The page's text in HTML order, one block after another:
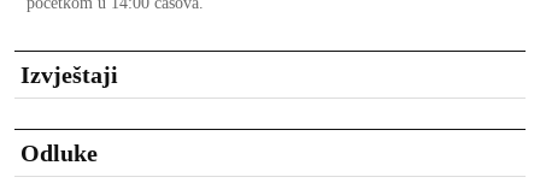
Izvještaji
Odluke